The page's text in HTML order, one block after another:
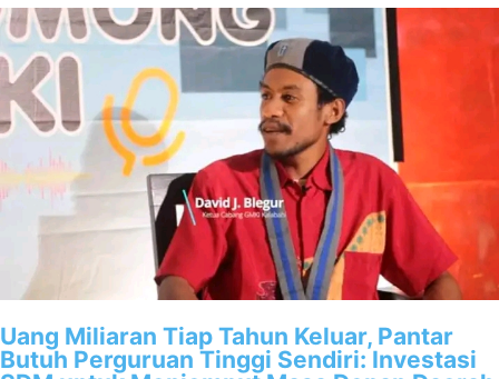
Uang Miliaran Tiap Tahun Keluar, Pantar
Butuh Perguruan Tinggi Sendiri: Investasi